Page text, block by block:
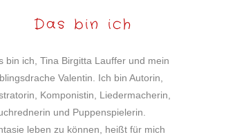
Das bin ich
bin ich, Tina Birgitta Lauffer und mein
Valentin. Ich bin Autorin,
Komponistin, Liedermacherin,
und Puppenspielerin.
leben zu können, heißt für mich